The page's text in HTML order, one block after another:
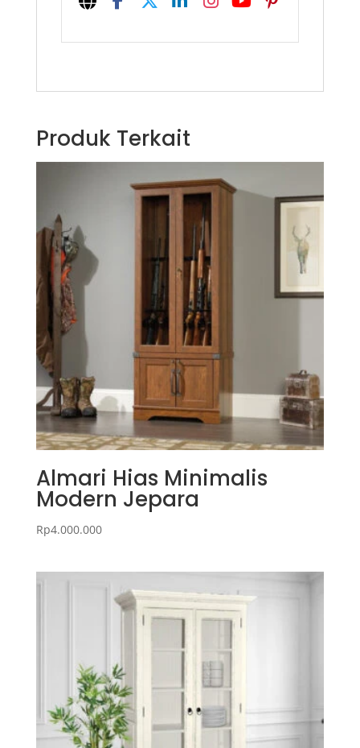
Produk Terkait
Almari Hias Minimalis
Modern Jepara
Rp4.000.000